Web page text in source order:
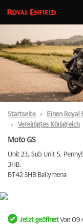
Startseite
Einen Royal
Vereinigtes Königreich
Moto GS
Unit 23, Sub Unit 5,
3HB,
BT42 3HB Ballymena
Jetzt geöffnet Von